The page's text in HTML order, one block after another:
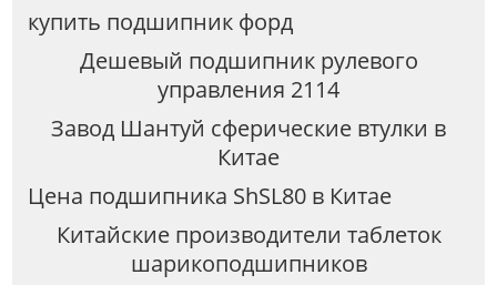
купить подшипник форд
Дешевый подшипник рулевого
управления 2114
Завод Шантуй сферические втулки в
Китае
Цена подшипника ShSL80 в Китае
Китайские производители таблеток
шарикоподшипников